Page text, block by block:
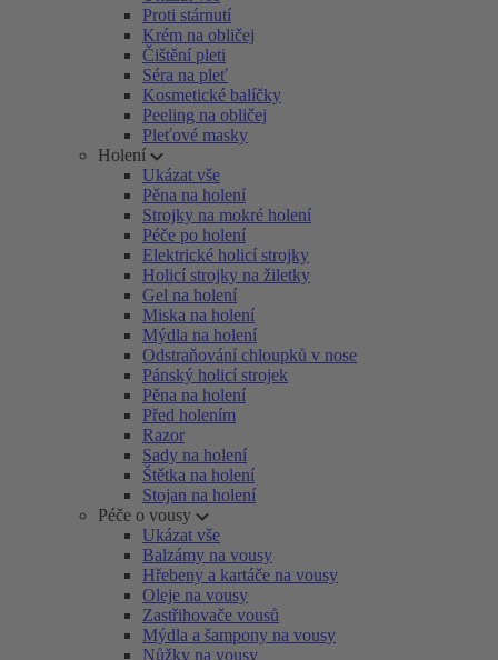
Proti stárnutí
Krém na obličej
Čištění pleti
Séra na pleť
Kosmetické balíčky
Peeling na obličej
Pleťové masky
Holení
Ukázat vše
Pěna na holení
Strojky na mokré holení
Péče po holení
Elektrické holicí strojky
Holicí strojky na žiletky
Gel na holení
Miska na holení
Mýdla na holení
Odstraňování chloupků v nose
Pánský holicí strojek
Pěna na holení
Před holením
Razor
Sady na holení
Štětka na holení
Stojan na holení
Péče o vousy
Ukázat vše
Balzámy na vousy
Hřebeny a kartáče na vousy
Oleje na vousy
Zastřihovače vousů
Mýdla a šampony na vousy
Nůžky na vousy